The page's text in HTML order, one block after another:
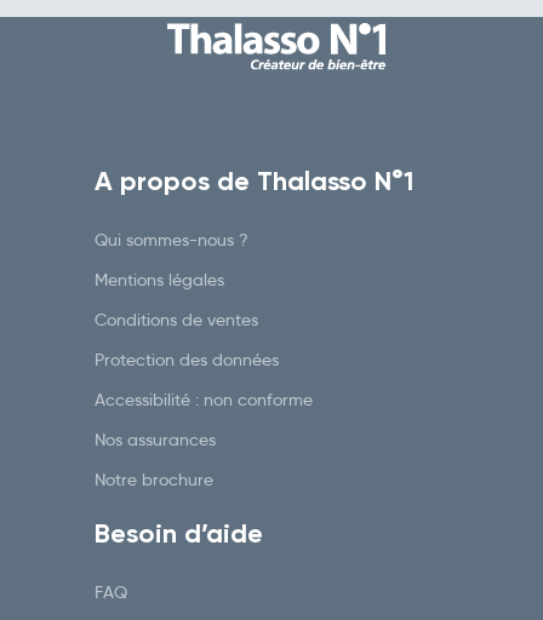
A propos de Thalasso N°1
Qui sommes-nous ?
Mentions légales
Conditions de ventes
Protection des données
Accessibilité : non conforme
Nos assurances
Notre brochure
Besoin d’aide
FAQ